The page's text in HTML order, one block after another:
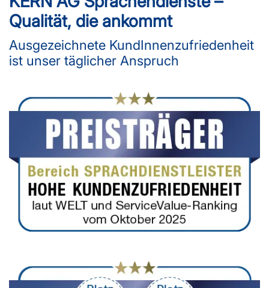
Qualität, die ankommt
Ausgezeichnete KundInnenzufriedenheit
ist unser täglicher Anspruch